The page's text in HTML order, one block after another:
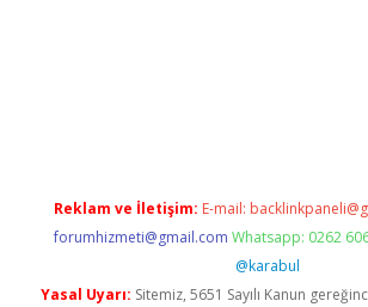
Reklam ve İletişim: E-mail:
forumhizmeti@gmail.com Whatsapp: 0262
@karabul
Yasal Uyarı: Sitemiz, 5651 Sayılı Kanun